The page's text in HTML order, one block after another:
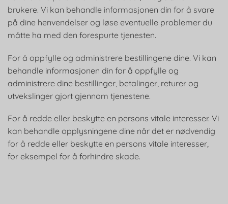
brukere. Vi kan behandle informasjonen din for å svare
på dine henvendelser og løse eventuelle problemer du
måtte ha med den forespurte tjenesten.
For å oppfylle og administrere bestillingene dine. Vi kan
behandle informasjonen din for å oppfylle og
administrere dine bestillinger, betalinger, returer og
utvekslinger gjort gjennom tjenestene.
For å redde eller beskytte en persons vitale interesser. Vi
kan behandle opplysningene dine når det er nødvendig
for å redde eller beskytte en persons vitale interesser,
for eksempel for å forhindre skade.